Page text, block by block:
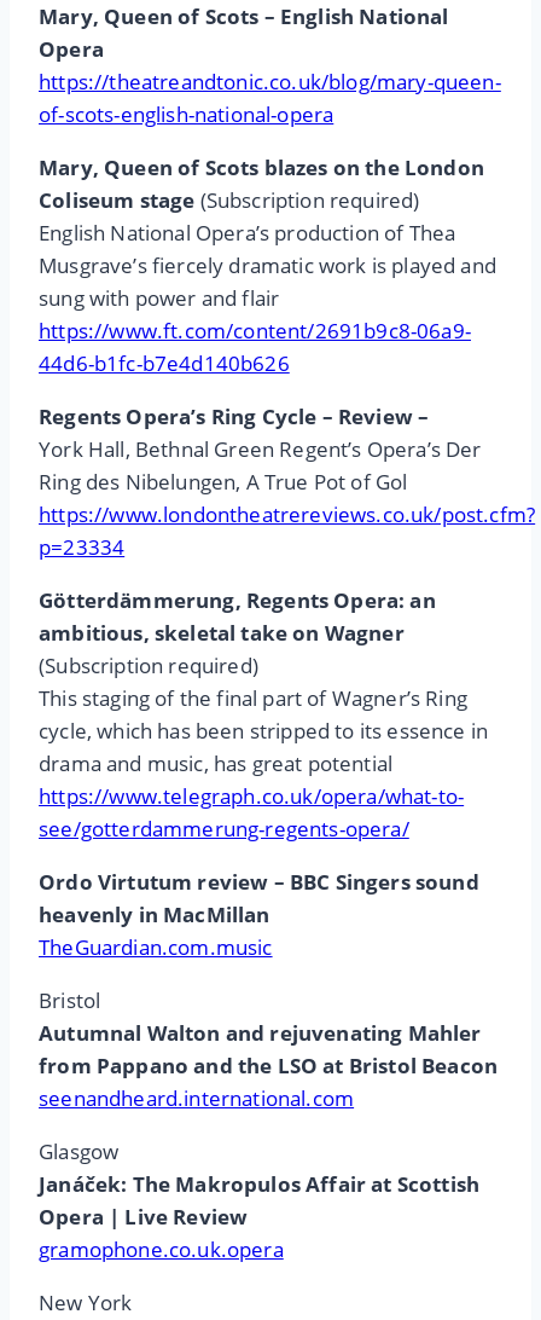
Mary, Queen of Scots – English National
Opera
https://theatreandtonic.co.uk/blog/mary-queen-
of-scots-english-national-opera
Mary, Queen of Scots blazes on the London
Coliseum stage (Subscription required)
English National Opera’s production of Thea
Musgrave’s fiercely dramatic work is played and
sung with power and flair
https://www.ft.com/content/2691b9c8-06a9-
44d6-b1fc-b7e4d140b626
Regents Opera’s Ring Cycle – Review –
York Hall, Bethnal Green Regent’s Opera’s Der
Ring des Nibelungen, A True Pot of Gol
https://www.londontheatrereviews.co.uk/post.cfm?
p=23334
Götterdämmerung, Regents Opera: an
ambitious, skeletal take on Wagner
(Subscription required)
This staging of the final part of Wagner’s Ring
cycle, which has been stripped to its essence in
drama and music, has great potential
https://www.telegraph.co.uk/opera/what-to-
see/gotterdammerung-regents-opera/
Ordo Virtutum review – BBC Singers sound
heavenly in MacMillan
TheGuardian.com.music
Bristol
Autumnal Walton and rejuvenating Mahler
from Pappano and the LSO at Bristol Beacon
seenandheard.international.com
Glasgow
Janáček: The Makropulos Affair at Scottish
Opera | Live Review
gramophone.co.uk.opera
New York